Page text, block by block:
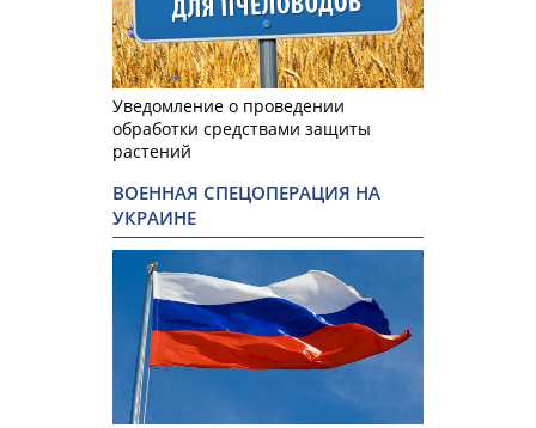
Уведомление о проведении
обработки средствами защиты
растений
ВОЕННАЯ СПЕЦОПЕРАЦИЯ НА
УКРАИНЕ